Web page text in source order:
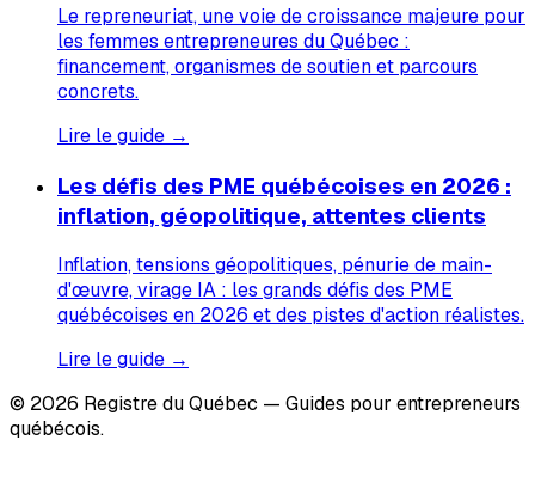
Le repreneuriat, une voie de croissance majeure pour
les femmes entrepreneures du Québec :
financement, organismes de soutien et parcours
concrets.
Lire le guide →
Les défis des PME québécoises en 2026 :
inflation, géopolitique, attentes clients
Inflation, tensions géopolitiques, pénurie de main-
d'œuvre, virage IA : les grands défis des PME
québécoises en 2026 et des pistes d'action réalistes.
Lire le guide →
© 2026 Registre du Québec — Guides pour entrepreneurs
québécois.